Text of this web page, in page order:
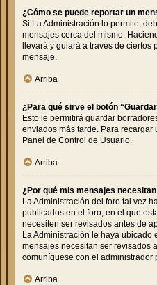
¿Cómo se puede reportar un
Si La Administración lo permite,
mensajes cerca del mismo.
llevará y guiará a través de ciertos
mensaje.
Arriba
¿Para qué sirve el botón
Esto le permitirá guardar
enviados más tarde. Para
Panel de Control de Usuario.
Arriba
¿Por qué mis mensajes
La Administración del foro tal vez
publicados en el foro, en el que
necesiten ser revisados antes de
La Administración le haya ubicado
mensajes necesitan ser revisados
comuníquese con el administrador
Arriba